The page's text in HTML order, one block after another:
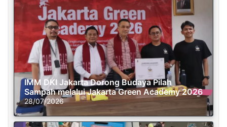
IMM DKI Jakarta Dorong Budaya Pilah
Sampah melalui Jakarta Green Academy 2026
28/07/2026